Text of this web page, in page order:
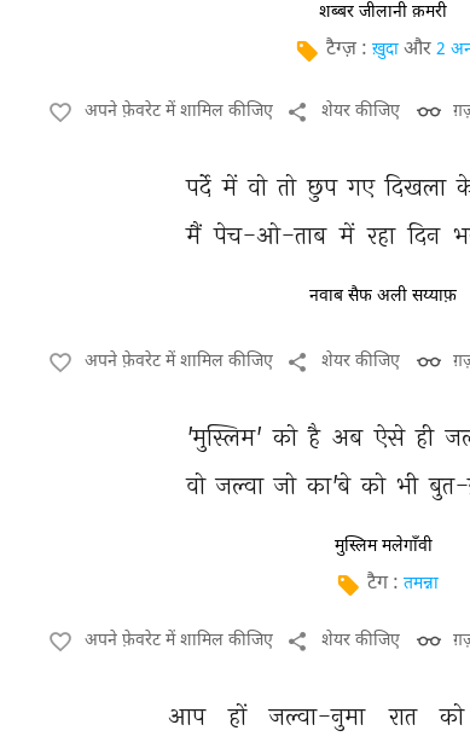
शब्बर जीलानी क़मरी
टैग्ज़ : ख़ुदा और 2
अपने फ़ेवरेट में शामिल कीजिए शेयर कीजिए
पर्दे में वो तो छुप गए दिखला
मैं पेच-ओ-ताब में रहा दिन
नवाब सैफ अली सय्याफ़
अपने फ़ेवरेट में शामिल कीजिए शेयर कीजिए
'मुस्लिम' को है अब ऐसे ही
वो जल्वा जो का'बे को भी बुत-
मुस्लिम मलेगाँवी
टैग : तमन्ना
अपने फ़ेवरेट में शामिल कीजिए शेयर कीजिए
आप हों जल्वा-नुमा रात को